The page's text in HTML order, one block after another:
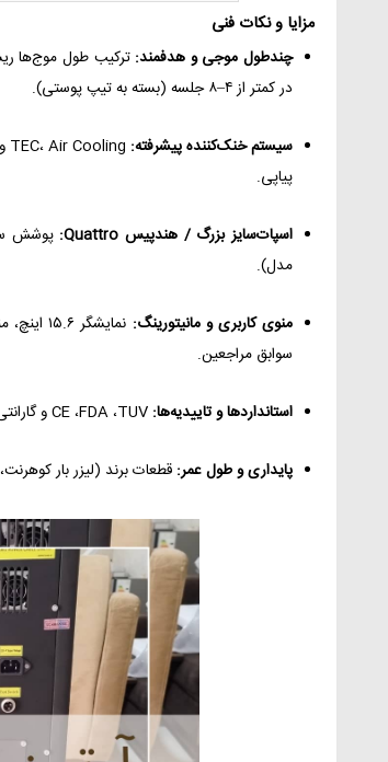
مزایا و نکات فنی
چندطول موجی و هدفمند: ترکیب طول موج‌ها
در کمتر از ۴–۸ جلسه (بسته به تیپ پوستی).
سیستم خنک‌کننده پیشرفته:
پیاپی.
اسپات‌سایز بزرگ / هندپیس Quattro:
مدل).
منوی کاربری و مانیتورینگ:
سوابق مراجعین.
استانداردها و تاییدیه‌ها:
پایداری و طول عمر: قطعات برند (لیزر بار